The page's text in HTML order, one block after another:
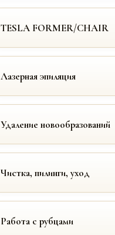
TESLA FORMER/CHAIR
Лазерная эпиляция
Удаление новообразований
Чистка, пилинги, уход
Работа с рубцами